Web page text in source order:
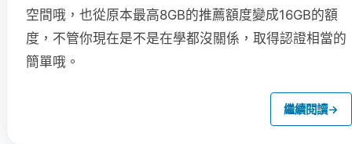
空間哦，也從原本最高8GB的推薦額度變成16GB的額
度，不管你現在是不是在學都沒關係，取得認證相當的
簡單哦。
繼續閱讀→